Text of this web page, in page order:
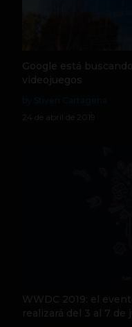
Google está
videojuegos
24 de abril de 2019
WWDC 2019: el
realizará del 3 al 7 de